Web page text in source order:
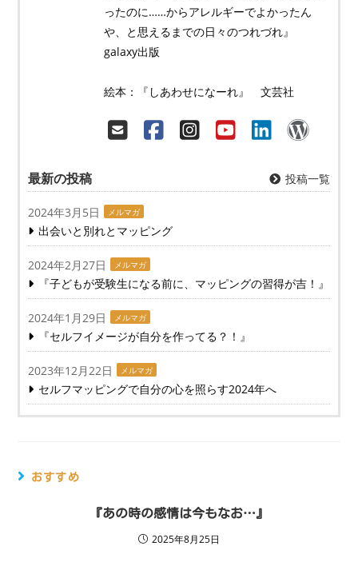
ったのに……からアレルギーでよかったん
や、と思えるまでの日々のつれづれ』
galaxy出版
絵本：『しあわせになーれ』 文芸社
最新の投稿 投稿一覧
2024年3月5日 メルマガ
出会いと別れとマッピング
2024年2月27日 メルマガ
『子どもが受験生になる前に、マッピングの習得が吉！』
2024年1月29日 メルマガ
『セルフイメージが自分を作ってる？！』
2023年12月22日 メルマガ
セルフマッピングで自分の心を照らす2024年へ
おすすめ
『あの時の感情は今もなお…』
2025年8月25日